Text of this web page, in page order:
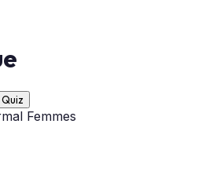
Quiz
Femmes